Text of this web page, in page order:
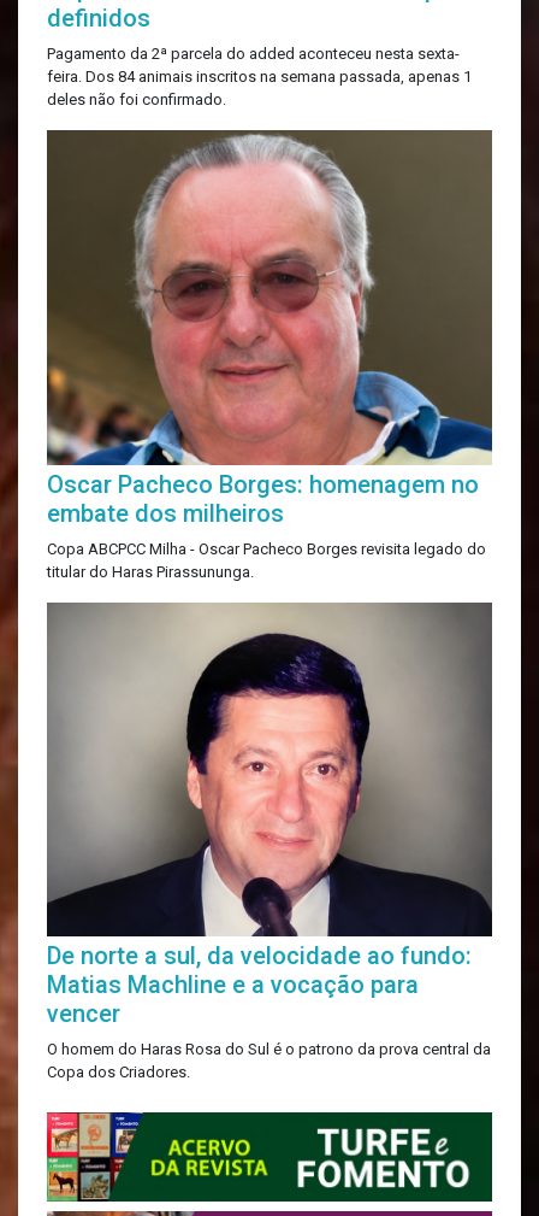
definidos
Pagamento da 2ª parcela do added aconteceu nesta sexta-
feira. Dos 84 animais inscritos na semana passada, apenas 1
deles não foi confirmado.
Oscar Pacheco Borges: homenagem no
embate dos milheiros
Copa ABCPCC Milha - Oscar Pacheco Borges revisita legado do
titular do Haras Pirassununga.
De norte a sul, da velocidade ao fundo:
Matias Machline e a vocação para
vencer
O homem do Haras Rosa do Sul é o patrono da prova central da
Copa dos Criadores.